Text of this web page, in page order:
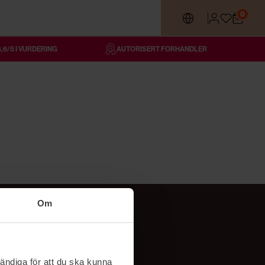
Om
för att du ska kunna
0
5 I VURDERING AUTORISERT FORHANDLER
Følg oss